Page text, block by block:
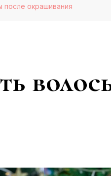
после окрашивания